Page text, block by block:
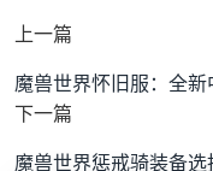
上一篇
魔兽世界怀旧服：全
下一篇
魔兽世界惩戒骑装备选